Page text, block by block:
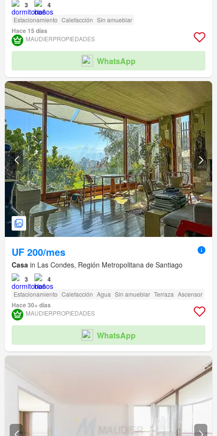
3 4
Estacionamiento Calefacción Sin amueblar
Hace 15 días
MAUDIERPROPIEDADES
WhatsApp
UF 200/mes
Casa in Las Condes, Región Metropolitana de Santiago
3 4
Estacionamiento Calefacción Agua Sin amueblar Terraza Ascensor
Hace 30+ días
MAUDIERPROPIEDADES
WhatsApp